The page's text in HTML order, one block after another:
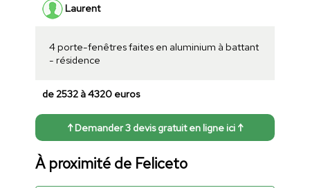
Laurent
4 porte-fenêtres faites en aluminium à battant
- résidence
de 2532 à 4320 euros
↑ Demander 3 devis gratuit en ligne ici ↑
À proximité de Feliceto